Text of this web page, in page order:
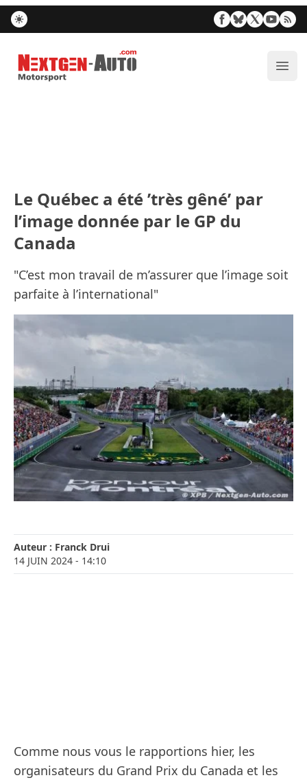
Nextgen-Auto.com
Le Québec a été ’très gêné’ par
l’image donnée par le GP du
Canada
"C’est mon travail de m’assurer que l’image soit
parfaite à l’international"
Auteur : Franck Drui
14 JUIN 2024 - 14:10
Comme nous vous le rapportions hier, les
organisateurs du Grand Prix du Canada et les